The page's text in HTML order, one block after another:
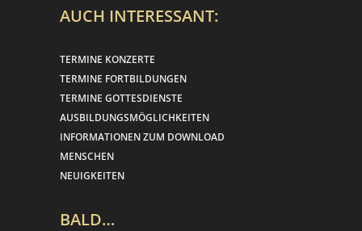
AUCH INTERESSANT:
TERMINE KONZERTE
TERMINE FORTBILDUNGEN
TERMINE GOTTESDIENSTE
AUSBILDUNGSMÖGLICHKEITEN
INFORMATIONEN ZUM DOWNLOAD
MENSCHEN
NEUIGKEITEN
BALD…